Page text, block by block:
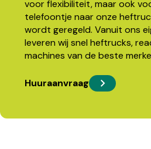
voor flexibiliteit, maar ook
telefoontje naar onze
wordt geregeld. Vanuit ons
leveren wij snel heftrucks,
machines van de beste
Huuraanvraag